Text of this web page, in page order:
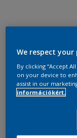
We respect your
By clicking “Accept
on your device to
assist in our
információkért.